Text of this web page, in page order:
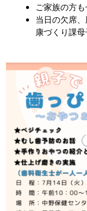
ご家族の方
当日の欠席
康づくり課